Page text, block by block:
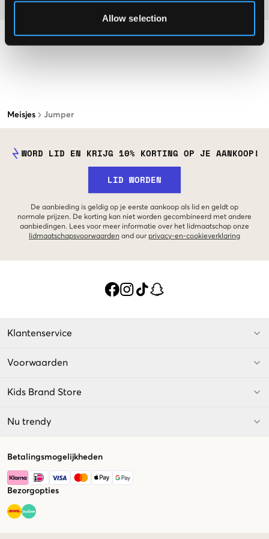
Allow selection
Meisjes Jumper
Materiaal
WORD LID EN KRIJG 10% KORTING OP JE AANKOOP!
LID WORDEN
De aanbieding is geldig op je eerste aankoop als lid en geldt op
normale prijzen. De korting kan niet worden gecombineerd met andere
aanbiedingen. Lees voor meer informatie over het lidmaatschap onze
lidmaatschapsvoorwaarden and our privacy-en-cookieverklaring
Klantenservice
Voorwaarden
Kids Brand Store
Nu trendy
Betalingsmogelijkheden
Bezorgopties